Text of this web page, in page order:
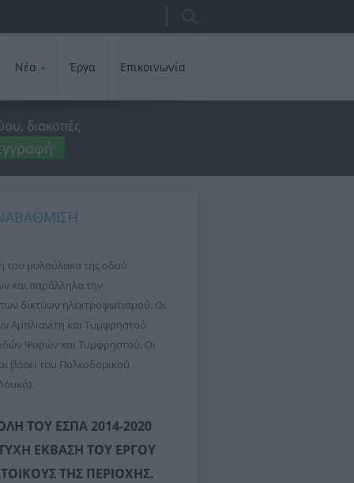
Φόρμα
αναζήτησης
Νέα Έργα Επικοινωνία
διακοπές
του μυλαύλακα της οδού
και παράλληλα την
δικτύων ηλεκτροφωτισμού. Οι
Αμπλιανίτη και Τυμφρηστού
Ψαρών και Τυμφρηστού. Οι
βάσει του Πολεοδομικού
ΤΟΥ ΕΣΠΑ 2014-2020
ΕΚΒΑΣΗ ΤΟΥ ΕΡΓΟΥ
ΤΗΣ ΠΕΡΙΟΧΗΣ.